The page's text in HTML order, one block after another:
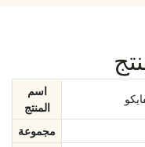
اسم
المنتج
مجموعة